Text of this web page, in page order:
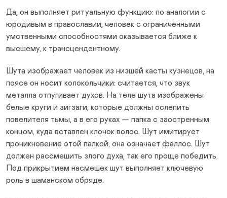
Да, он выполняет ритуальную функцию: по аналогии с
юродивым в православии, человек с ограниченными
умственными способностями оказывается ближе к
высшему, к трансцендентному.
Шута изображает человек из низшей касты кузнецов, на
поясе он носит колокольчики: считается, что звук
металла отпугивает духов. На теле шута изображены
белые круги и зигзаги, которые должны ослепить
повелителя тьмы, а в его руках — папка с заостренным
концом, куда вставлен клочок волос. Шут имитирует
проникновение этой палкой, она означает фаллос. Шут
должен рассмешить злого духа, так его проще победить.
Под прикрытием насмешек шут выполняет ключевую
роль в шаманском обряде.